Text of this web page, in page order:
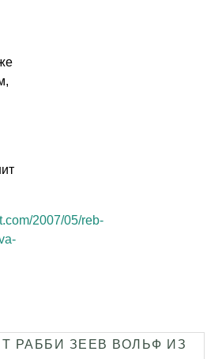
2007/05/reb-
РАББИ ЗЕЕВ ВОЛЬФ ИЗ